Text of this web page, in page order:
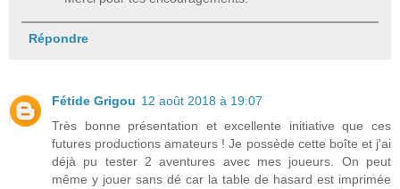
Répondre
Fétide Grigou 12 août 2018 à 19:07
Très bonne présentation et excellente initiative que ces
futures productions amateurs ! Je possède cette boîte et j'ai
déjà pu tester 2 aventures avec mes joueurs. On peut
même y jouer sans dé car la table de hasard est imprimée